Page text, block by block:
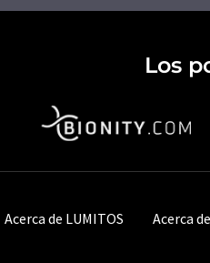
Los
Acerca de LUMITOS Acerca